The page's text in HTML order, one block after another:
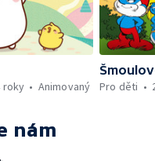
roky Animovaný
Pro děti
nám